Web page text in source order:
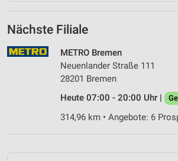
Nächste Filiale
METRO Bremen
Neuenlander Straße 111
28201 Bremen
Heute 07:00 - 20:00 Uhr |
314,96 km • Angebote: 6